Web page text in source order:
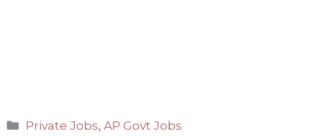
Categories
Private Jobs,AP Govt Jobs